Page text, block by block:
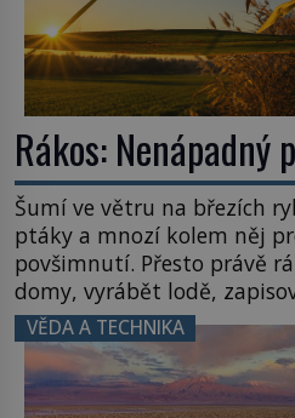
Rákos: Nenápadný
Šumí ve větru na březích
ptáky a mnozí kolem něj
povšimnutí. Přesto právě
domy, vyrábět lodě,
inspiroval řadu pověstí.
užitečná rostlina provází
Většina lidí vnímá rákos
letního koupání. Stačí se
VĚDA A TECHNIKA